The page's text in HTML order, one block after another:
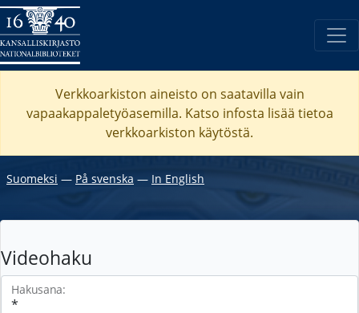
Verkkoarkiston aineisto on saatavilla vain
vapaakappaletyöasemilla. Katso infosta lisää tietoa
verkkoarkiston käytöstä.
Suomeksi ― På svenska ― In English
Videohaku
Hakusana: